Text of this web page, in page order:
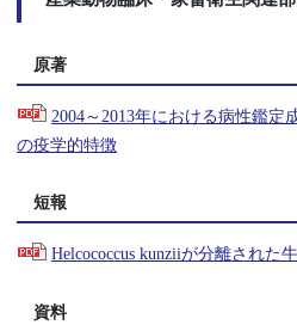
原著
2004～2013年における病性鑑定
の疫学的特徴
短報
Helcococcus kunziiが分離された
資料